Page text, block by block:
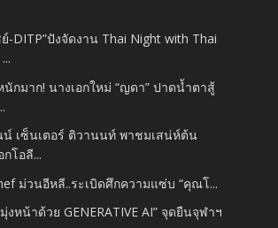
-DITP”ปังจัดงาน Thai Night with Thai
นักมาก! นางเอกใหม่ “ญดา” ปาดน้ำตาสู้
น์ เซ็นเตอร์ ติวานนท์ พาชมเสน่ห์ต้น
กโอลี...
ม่วนอีหลี..ระเบิดศึกความแซ่บ “คุณโ...
งหน้าด้วย GENERATIVE AI” จุดยืนจุฬาฯ